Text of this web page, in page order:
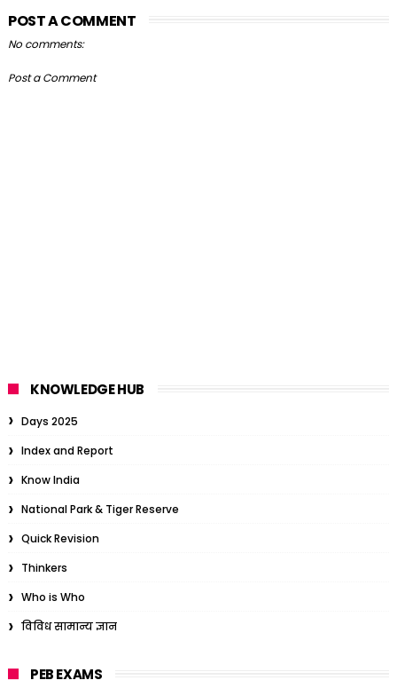
POST A COMMENT
No comments:
Post a Comment
KNOWLEDGE HUB
Days 2025
Index and Report
Know India
National Park & Tiger Reserve
Quick Revision
Thinkers
Who is Who
विविध सामान्य ज्ञान
PEB EXAMS